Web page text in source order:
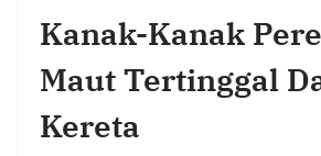
Kanak-Kanak
Maut Tertinggal
Kereta